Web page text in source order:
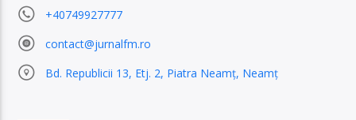
+40749927777
contact@jurnalfm.ro
Bd. Republicii 13, Etj. 2, Piatra Neamț, Neamț